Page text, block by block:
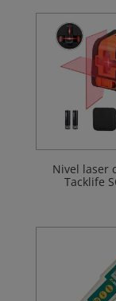
Nivel laser
Tacklife